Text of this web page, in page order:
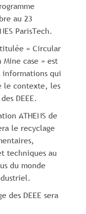
au 23
ParisTech.
« Circular
Mine case » est
qui
le contexte, les
DEEE.
ATHENS de
le recyclage
techniques au
du monde
des DEEE sera